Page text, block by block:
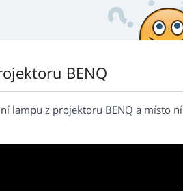
BENQ
lampu z projektoru BENQ a místo ní